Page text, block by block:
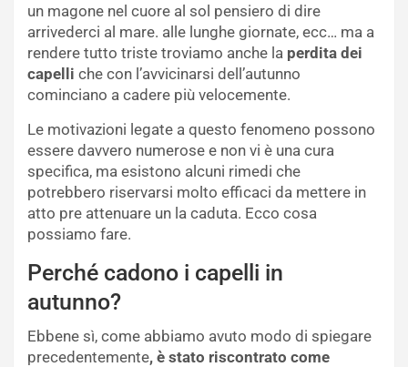
un magone nel cuore al sol pensiero di dire
arrivederci al mare. alle lunghe giornate, ecc… ma a
rendere tutto triste troviamo anche la perdita dei
capelli che con l’avvicinarsi dell’autunno
cominciano a cadere più velocemente.
Le motivazioni legate a questo fenomeno possono
essere davvero numerose e non vi è una cura
specifica, ma esistono alcuni rimedi che
potrebbero riservarsi molto efficaci da mettere in
atto pre attenuare un la caduta. Ecco cosa
possiamo fare.
Perché cadono i capelli in
autunno?
Ebbene sì, come abbiamo avuto modo di spiegare
precedentemente, è stato riscontrato come